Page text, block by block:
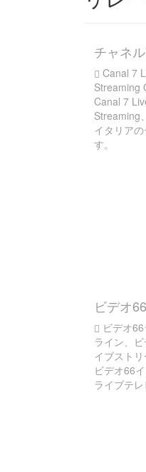
チャネ
Canal 7
Streaming
Canal 7
Streaming
イタリア
す。
ビデオ66
ビデオ
ライン、
イブストリ
ビデオ66
ライブテ